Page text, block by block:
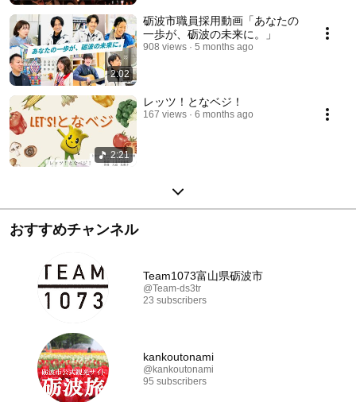
2:02
砺波市職員採用動画「あなたの
一歩が、砺波の未来に。」
908 views 5 months ago
2:21
レッツ！となベジ！
167 views 6 months ago
おすすめチャンネル
Team1073富山県砺波市
@Team-ds3tr
23 subscribers
kankoutonami
@kankoutonami
95 subscribers